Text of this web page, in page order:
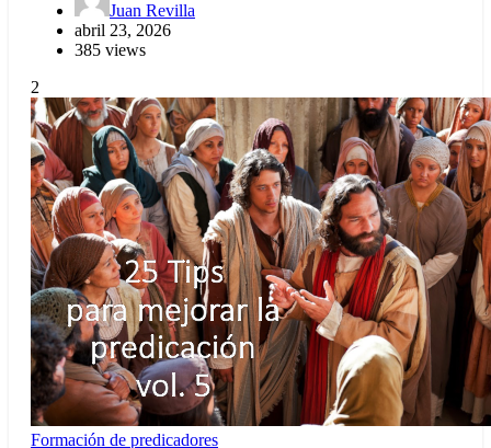
Juan Revilla
abril 23, 2026
385 views
2
Formación de predicadores